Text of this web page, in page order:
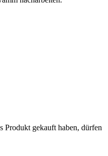
Produkt gekauft haben, dürfen